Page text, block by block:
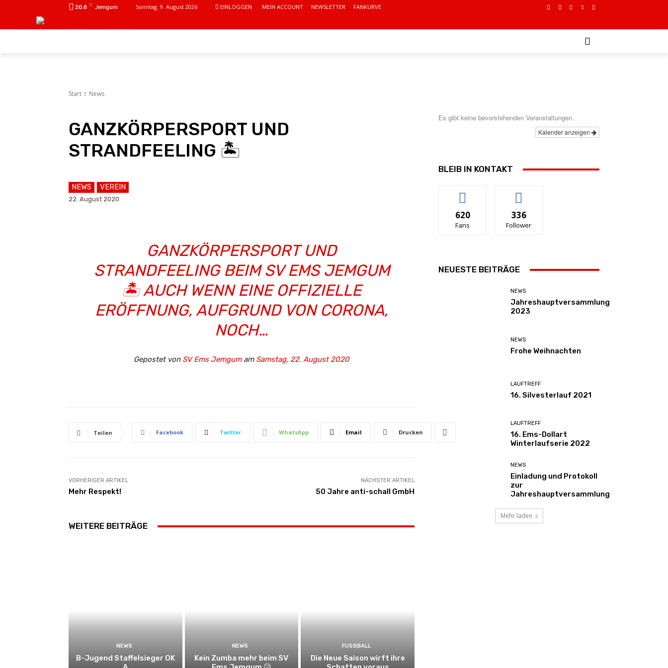
20.6 C Jemgum Sonntag. 9. August 2026 EINLOGGEN MEIN ACCOUNT NEWSLETTER FANKURVE
Start News
GANZKÖRPERSPORT UND
STRANDFEELING 🏝️
NEWS VEREIN
22. August 2020
GANZKÖRPERSPORT UND
STRANDFEELING BEIM SV EMS JEMGUM
🏝️ AUCH WENN EINE OFFIZIELLE
ERÖFFNUNG, AUFGRUND VON CORONA,
NOCH…
Gepostet von SV Ems Jemgumam Samstag, 22. August 2020
Teilen Facebook Twitter WhatsApp Email Drucken
VORHERIGER ARTIKEL
Mehr Respekt!
NÄCHSTER ARTIKEL
50 Jahre anti-schall GmbH
WEITERE BEITRÄGE
NEWS
B-Jugend Staffelsieger OK
NEWS
Kein Zumba mehr beim SV
FUSSBALL
Die Neue Saison wirft ihre
Es gibt keine bevorstehenden Veranstaltungen.
Kalender anzeigen
BLEIB IN KONTAKT
620
Fans
336
Follower
NEUESTE BEITRÄGE
NEWS
Jahreshauptversammlung
2023
NEWS
Frohe Weihnachten
LAUFTREFF
16. Silvesterlauf 2021
LAUFTREFF
16. Ems-Dollart
Winterlaufserie 2022
NEWS
Einladung und Protokoll
zur
Jahreshauptversammlung
Mehr laden